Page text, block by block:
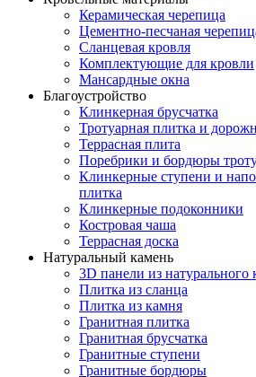
Керамическая черепица
Цементно-песчаная
Сланцевая кровля
Комплектующие для кровли
Мансардные окна
Благоустройство
Клинкерная брусчатка
Тротуарная плитка и
Террасная плита
Поребрики и бордюры
Клинкерные ступени и
плитка
Клинкерные подоконники
Костровая чаша
Террасная доска
Натуральный камень
3D панели из натурального
Плитка из сланца
Плитка из камня
Гранитная плитка
Гранитная брусчатка
Гранитные ступени
Гранитные бордюры